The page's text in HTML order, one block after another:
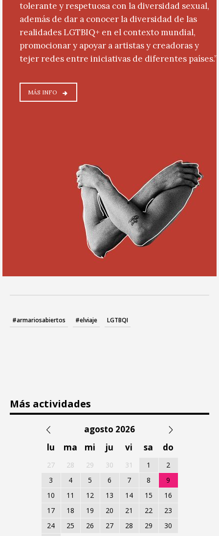
tolerante y respetuosa con la diversidad sexual,
además de dar a conocer la diversidad de las
realidades LGTBIQ+ en el contexto mundial,
promocionar y apoyar a artistas y creadoras y
tejer redes entre iniciativas de diferentes países.”
MÁS INFO
#armariosabiertos #elviaje LGTBQI
Más actividades
agosto 2026
lu
ma mi ju vi sa do
27 28 29 30 31 1
2
3
4 5 6 7 8
9
10
11 12 13 14 15
16
17
18 19 20 21 22
23
24
25 26 27 28 29
30